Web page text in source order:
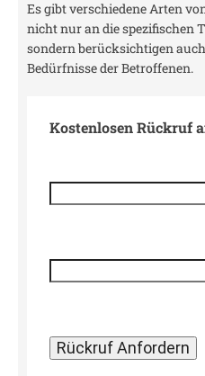
Es gibt verschiedene Arten
nicht nur an die spezifischen
sondern berücksichtigen
Bedürfnisse der Betroffenen.
Kostenlosen Rückruf